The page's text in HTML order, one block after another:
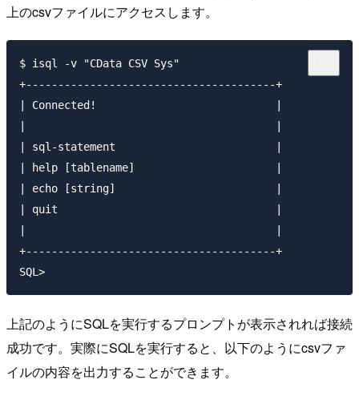
上のcsvファイルにアクセスします。
$ isql -v "CData CSV Sys"
+---------------------------------------+
| Connected!                            |
| sql-statement                         |
| help [tablename]                      |
| echo [string]                         |
| quit                                  |
+---------------------------------------+
上記のようにSQLを実行するプロンプトが表示されれば接続
成功です。実際にSQLを実行すると、以下のようにcsvファ
イルの内容を出力することができます。